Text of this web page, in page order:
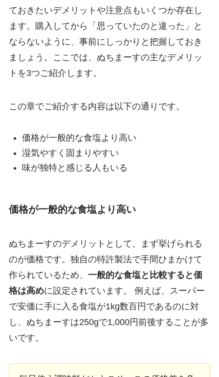
ておきたいデメリットや注意点もいくつか存在し
ます。購入してから「思っていたのと違った」と
ならないように、事前にしっかりと把握しておき
ましょう。ここでは、ぬちまーすの主なデメリッ
トを3つご紹介します。
この章でご紹介する内容は以下の通りです。
価格が一般的な食塩より高い
湿気やすく固まりやすい
味が独特と感じる人もいる
価格が一般的な食塩より高い
ぬちまーすのデメリットとして、まず挙げられる
のが価格です。独自の特許製法で手間ひまかけて
作られているため、 一般的な食塩と比較すると価
格は高めに設定されています。 例えば、スーパー
で安価に手に入る食塩が1kg数百円であるのに対
し、ぬちまーすは250gで1,000円前後することが多
いです。